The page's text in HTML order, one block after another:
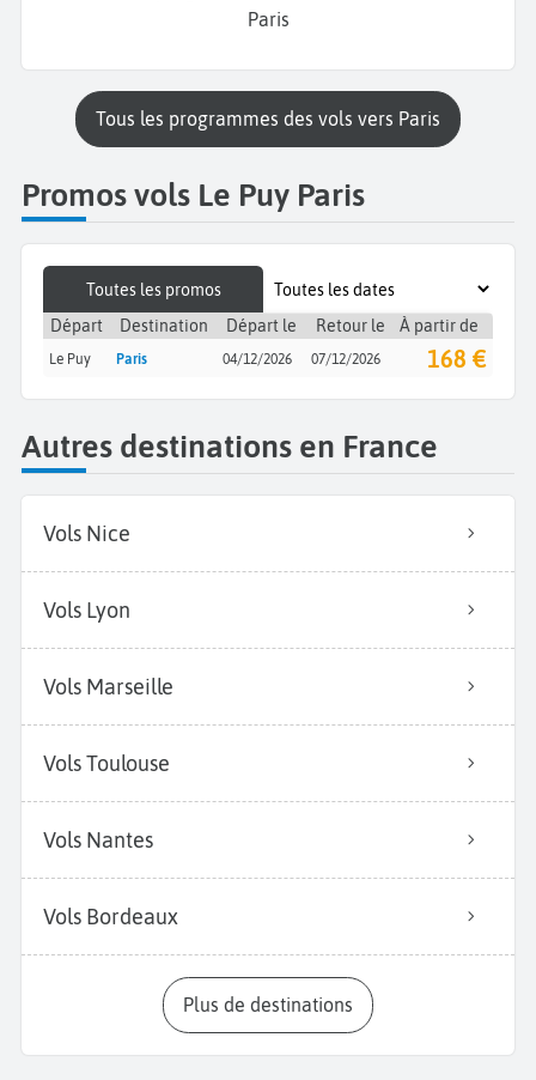
Paris
Tous les programmes des vols vers Paris
Promos vols Le Puy Paris
Toutes les promos
Départ
Destination Départ le Retour le À partir de
Le Puy Paris 04/12/2026 07/12/2026 168 €
Autres destinations en France
Vols Nice
Vols Lyon
Vols Marseille
Vols Toulouse
Vols Nantes
Vols Bordeaux
Plus de destinations